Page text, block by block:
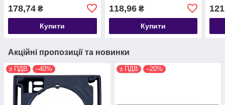
178,74 ₴
Купити
118,96₴
Купити
Акційні пропозиції та новинки
з ПДВ –40% з ПДВ –20%